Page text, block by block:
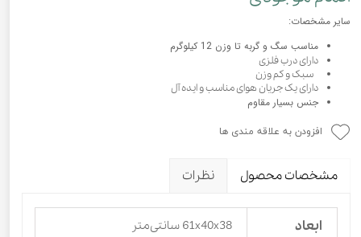
سایر مشخصات:
مناسب سگ و گربه تا وزن 12 کیلوگرم
دارای درب فلزی
سبک و کم وزن
دارای یک جریان هوای مناسب و ایده آل
جنس بسیار مقاوم
افزودن به علاقه مندی ها
مشخصات محصول نظرات
ابعاد 61x40x38 سانتی‌متر